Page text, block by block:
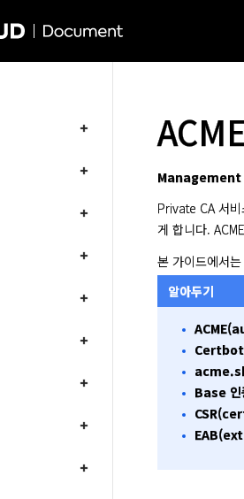
Management
Private CA 서
게 합니다.
본 가이드에서
알아두기
Certbot
Base 인